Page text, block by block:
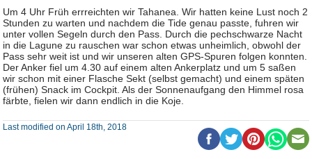
Um 4 Uhr Früh errreichten wir Tahanea. Wir hatten keine Lust noch 2
Stunden zu warten und nachdem die Tide genau passte, fuhren wir
unter vollen Segeln durch den Pass. Durch die pechschwarze Nacht
in die Lagune zu rauschen war schon etwas unheimlich, obwohl der
Pass sehr weit ist und wir unseren alten GPS-Spuren folgen konnten.
Der Anker fiel um 4.30 auf einem alten Ankerplatz und um 5 saßen
wir schon mit einer Flasche Sekt (selbst gemacht) und einem späten
(frühen) Snack im Cockpit. Als der Sonnenaufgang den Himmel rosa
färbte, fielen wir dann endlich in die Koje.
Last modified on April 18th, 2018